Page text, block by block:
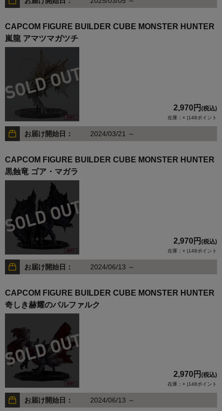
CAPCOM FIGURE BUILDER CUBE MONSTER HUNTER
嵐龍 アマツマガツチ
2,970円 (税込)
在庫：× |148ポイント
お届け開始日： 2024/03/21 ～
CAPCOM FIGURE BUILDER CUBE MONSTER HUNTER
黒蝕竜 ゴア・マガラ
2,970円 (税込)
在庫：× |148ポイント
お届け開始日： 2024/06/13 ～
CAPCOM FIGURE BUILDER CUBE MONSTER HUNTER
奇しき赫耀のバルファルク
2,970円 (税込)
在庫：× |148ポイント
お届け開始日： 2024/06/13 ～